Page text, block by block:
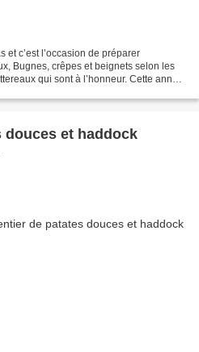
et c’est l’occasion de préparer
Bugnes, crêpes et beignets selon les
qui sont à l’honneur. Cette année,
douces et haddock